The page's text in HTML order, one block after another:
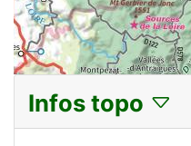
Infos topo